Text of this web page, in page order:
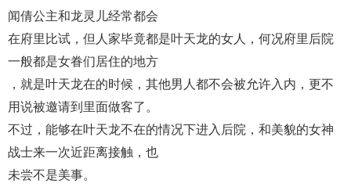
闻倩公主和龙灵儿经常都会
在府里比试，但人家毕竟都是叶天龙的女人，何况府里后院
一般都是女眷们居住的地方
，就是叶天龙在的时候，其他男人都不会被允许入内，更不
用说被邀请到里面做客了。
不过，能够在叶天龙不在的情况下进入后院，和美貌的女神
战士来一次近距离接触，也
未尝不是美事。